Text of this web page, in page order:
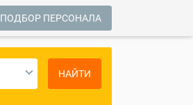
ПОДБОР ПЕРСОНАЛА
НАЙТИ